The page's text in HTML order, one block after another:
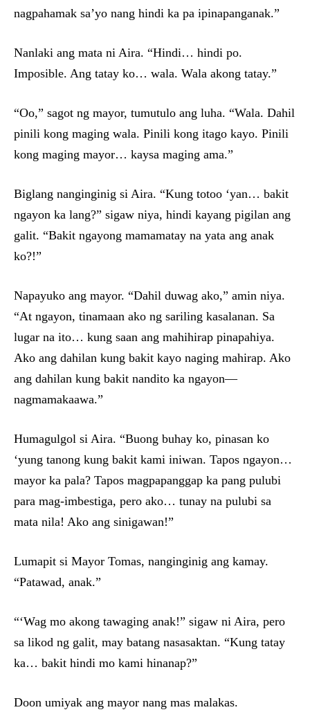
nagpahamak sa’yo nang hindi ka pa ipinapanganak.”
Nanlaki ang mata ni Aira. “Hindi… hindi po.
Imposible. Ang tatay ko… wala. Wala akong tatay.”
“Oo,” sagot ng mayor, tumutulo ang luha. “Wala. Dahil
pinili kong maging wala. Pinili kong itago kayo. Pinili
kong maging mayor… kaysa maging ama.”
Biglang nanginginig si Aira. “Kung totoo ‘yan… bakit
ngayon ka lang?” sigaw niya, hindi kayang pigilan ang
galit. “Bakit ngayong mamamatay na yata ang anak
ko?!”
Napayuko ang mayor. “Dahil duwag ako,” amin niya.
“At ngayon, tinamaan ako ng sariling kasalanan. Sa
lugar na ito… kung saan ang mahihirap pinapahiya.
Ako ang dahilan kung bakit kayo naging mahirap. Ako
ang dahilan kung bakit nandito ka ngayon—
nagmamakaawa.”
Humagulgol si Aira. “Buong buhay ko, pinasan ko
‘yung tanong kung bakit kami iniwan. Tapos ngayon…
mayor ka pala? Tapos magpapanggap ka pang pulubi
para mag-imbestiga, pero ako… tunay na pulubi sa
mata nila! Ako ang sinigawan!”
Lumapit si Mayor Tomas, nanginginig ang kamay.
“Patawad, anak.”
“‘Wag mo akong tawaging anak!” sigaw ni Aira, pero
sa likod ng galit, may batang nasasaktan. “Kung tatay
ka… bakit hindi mo kami hinanap?”
Doon umiyak ang mayor nang mas malakas.